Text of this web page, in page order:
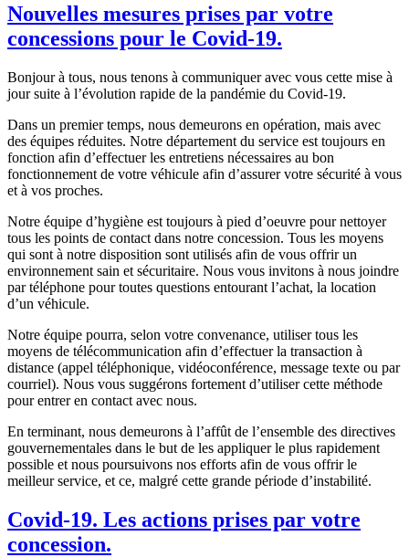
Nouvelles mesures prises par votre
concessions pour le Covid-19.
Bonjour à tous, nous tenons à communiquer avec vous cette mise à
jour suite à l’évolution rapide de la pandémie du Covid-19.
Dans un premier temps, nous demeurons en opération, mais avec
des équipes réduites. Notre département du service est toujours en
fonction afin d’effectuer les entretiens nécessaires au bon
fonctionnement de votre véhicule afin d’assurer votre sécurité à vous
et à vos proches.
Notre équipe d’hygiène est toujours à pied d’oeuvre pour nettoyer
tous les points de contact dans notre concession. Tous les moyens
qui sont à notre disposition sont utilisés afin de vous offrir un
environnement sain et sécuritaire. Nous vous invitons à nous joindre
par téléphone pour toutes questions entourant l’achat, la location
d’un véhicule.
Notre équipe pourra, selon votre convenance, utiliser tous les
moyens de télécommunication afin d’effectuer la transaction à
distance (appel téléphonique, vidéoconférence, message texte ou par
courriel). Nous vous suggérons fortement d’utiliser cette méthode
pour entrer en contact avec nous.
En terminant, nous demeurons à l’affût de l’ensemble des directives
gouvernementales dans le but de les appliquer le plus rapidement
possible et nous poursuivons nos efforts afin de vous offrir le
meilleur service, et ce, malgré cette grande période d’instabilité.
Covid-19. Les actions prises par votre
concession.